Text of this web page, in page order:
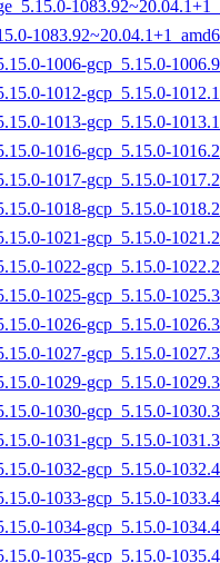
1006-gcp_5.15.0-
1012-gcp_5.15.0-
1013-gcp_5.15.0-
1016-gcp_5.15.0-
1017-gcp_5.15.0-
1018-gcp_5.15.0-
1021-gcp_5.15.0-
1022-gcp_5.15.0-
1025-gcp_5.15.0-
1026-gcp_5.15.0-
1027-gcp_5.15.0-
1029-gcp_5.15.0-
1030-gcp_5.15.0-
1031-gcp_5.15.0-
1032-gcp_5.15.0-
1033-gcp_5.15.0-
1034-gcp_5.15.0-
1035-gcp_5.15.0-